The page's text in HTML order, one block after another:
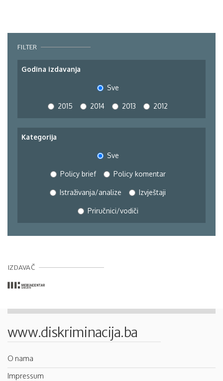
FILTER
Godina izdavanja
Sve
2015 2014 2013 2012
Kategorija
Sve
Policy brief Policy komentar
Istraživanja/analize Izvještaji
Priručnici/vodiči
IZDAVAČ
www.diskriminacija.ba
O nama
Impressum